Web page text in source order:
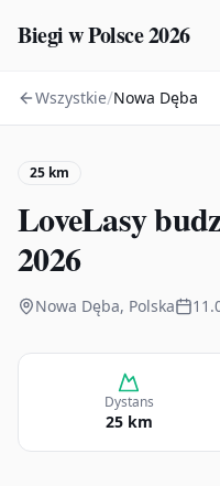
Biegi w Polsce 2026
Zawody
Wszystkie/Nowa Dęba
25 km
LoveLasy
2026
Nowa Dęba, Polska
Dystans
25 km